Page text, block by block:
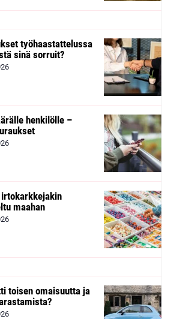
työhaastattelussa
sinä sorruit?
henkilölle –
irtokarkkejakin
maahan
toisen omaisuutta ja